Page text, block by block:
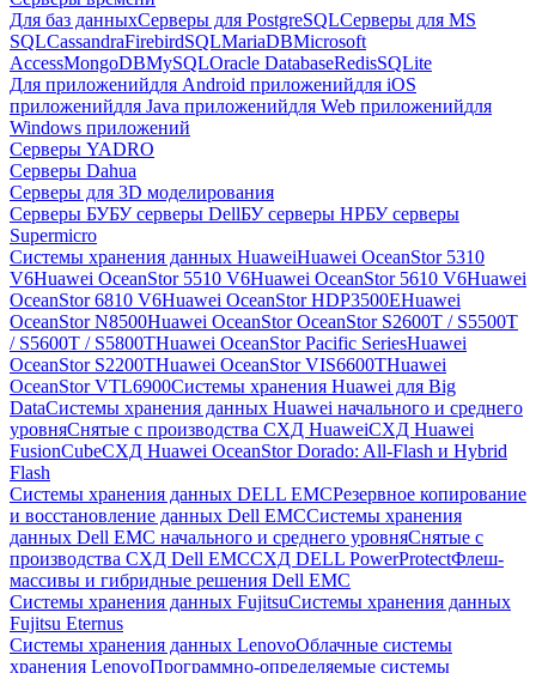
Для баз данныхСерверы для PostgreSQLСерверы для MS
SQLCassandraFirebirdSQLMariaDBMicrosoft
AccessMongoDBMySQLOracle DatabaseRedisSQLite
Для приложенийдля Android приложенийдля iOS
приложенийдля Java приложенийдля Web приложенийдля
Windows приложений
Серверы YADRO
Серверы Dahua
Серверы для 3D моделирования
Серверы БУБУ серверы DellБУ серверы HPБУ серверы
Supermicro
Системы хранения данных HuaweiHuawei OceanStor 5310
V6Huawei OceanStor 5510 V6Huawei OceanStor 5610 V6Huawei
OceanStor 6810 V6Huawei OceanStor HDP3500EHuawei
OceanStor N8500Huawei OceanStor OceanStor S2600T / S5500T
/ S5600T / S5800THuawei OceanStor Pacific SeriesHuawei
OceanStor S2200THuawei OceanStor VIS6600THuawei
OceanStor VTL6900Системы хранения Huawei для Big
DataСистемы хранения данных Huawei начального и среднего
уровняСнятые с производства СХД HuaweiСХД Huawei
FusionCubeСХД Huawei OceanStor Dorado: All-Flash и Hybrid
Flash
Системы хранения данных DELL EMCРезервное копирование
и восстановление данных Dell EMCСистемы хранения
данных Dell EMC начального и среднего уровняСнятые с
производства СХД Dell EMCСХД DELL PowerProtectФлеш-
массивы и гибридные решения Dell EMC
Системы хранения данных FujitsuСистемы хранения данных
Fujitsu Eternus
Системы хранения данных LenovoОблачные системы
хранения LenovoПрограммно-определяемые системы